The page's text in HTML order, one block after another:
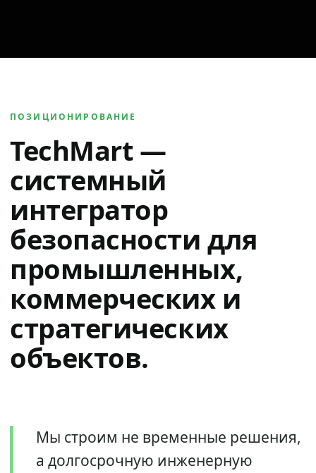
ПОЗИЦИОНИРОВАНИЕ
TechMart —
системный
интегратор
безопасности для
промышленных,
коммерческих и
стратегических
объектов.
Мы строим не временные решения,
а долгосрочную инженерную